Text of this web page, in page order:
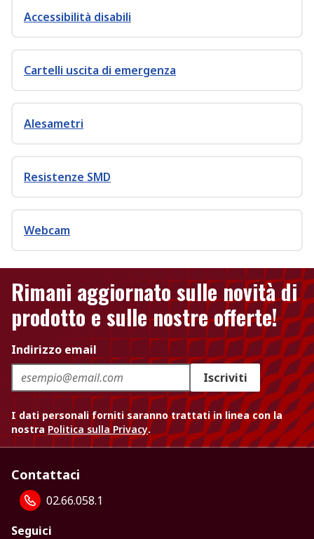
Accessibilità disabili
Cartelli uscita di emergenza
Alesametri
Resistenze SMD
Webcam
Rimani aggiornato sulle novità di
prodotto e sulle nostre offerte!
Indirizzo email
Iscriviti
I dati personali forniti saranno trattati in linea con la
nostra Politica sulla Privacy.
Contattaci
02.66.058.1
Seguici